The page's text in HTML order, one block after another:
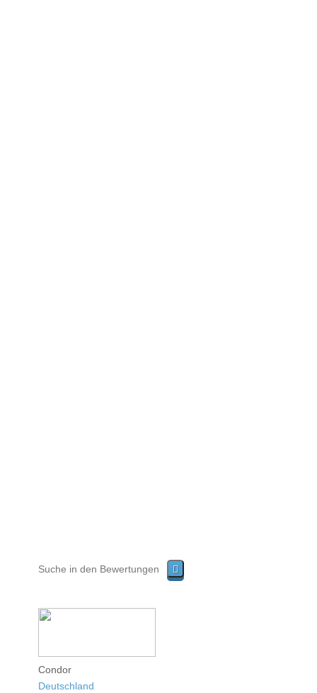
Condor
Deutschland